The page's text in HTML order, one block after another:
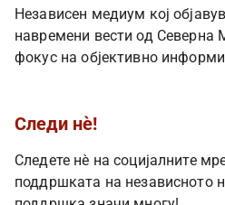
Независен медиум кој
навремени вести од Северна
фокус на објективно
Следи нè!
Следете нè на социјалните
поддршката на независното